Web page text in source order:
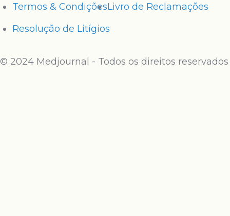
Termos & CondiçõesLivro de Reclamações
Resolução de Litígios
© 2024 Medjournal - Todos os direitos reservados